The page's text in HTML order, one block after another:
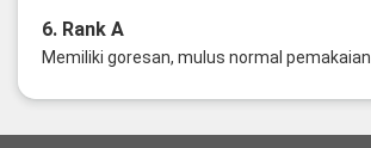
6. Rank A
Memiliki goresan, mulus normal pemakaian